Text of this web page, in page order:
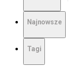
Najnowsze
Tagi